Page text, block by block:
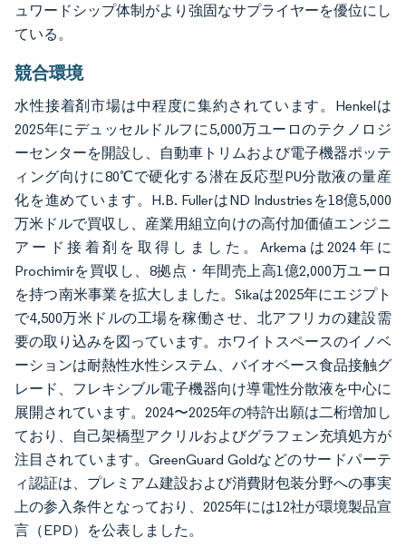
ュワードシップ体制がより強固なサプライヤーを優位にし
ている。
競合環境
水性接着剤市場は中程度に集約されています。Henkelは
2025年にデュッセルドルフに5,000万ユーロのテクノロジ
ーセンターを開設し、自動車トリムおよび電子機器ポッテ
ィング向けに80℃で硬化する潜在反応型PU分散液の量産
化を進めています。H.B. FullerはND Industriesを18億5,000
万米ドルで買収し、産業用組立向けの高付加価値エンジニ
アード接着剤を取得しました。Arkemaは2024年に
Prochimirを買収し、8拠点・年間売上高1億2,000万ユーロ
を持つ南米事業を拡大しました。Sikaは2025年にエジプト
で4,500万米ドルの工場を稼働させ、北アフリカの建設需
要の取り込みを図っています。ホワイトスペースのイノベ
ーションは耐熱性水性システム、バイオベース食品接触グ
レード、フレキシブル電子機器向け導電性分散液を中心に
展開されています。2024〜2025年の特許出願は二桁増加し
ており、自己架橋型アクリルおよびグラフェン充填処方が
注目されています。GreenGuard Goldなどのサードパーテ
ィ認証は、プレミアム建設および消費財包装分野への事実
上の参入条件となっており、2025年には12社が環境製品宣
言（EPD）を公表しました。